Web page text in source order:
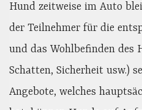
Hund zeitweise im Auto
der Teilnehmer für die
und das Wohlbefinden des
Schatten, Sicherheit usw.)
Angebote, welches